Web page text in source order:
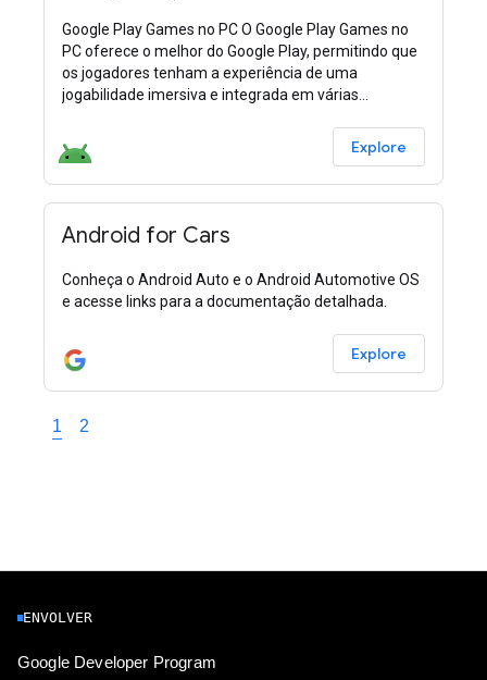
Google Play Games no PC O Google Play Games no
PC oferece o melhor do Google Play, permitindo que
os jogadores tenham a experiência de uma
jogabilidade imersiva e integrada em várias
Explore
Android for Cars
Conheça o Android Auto e o Android Automotive OS
e acesse links para a documentação detalhada.
Explore
1 2
ENVOLVER
Google Developer Program